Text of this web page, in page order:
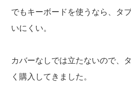
でもキーボードを使うなら、タ
いにくい。
カバーなしでは立たないので、
く購入してきました。